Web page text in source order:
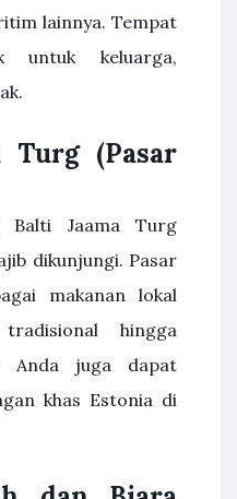
lainnya. Tempat
untuk keluarga,
Turg (Pasar
Balti Jaama Turg
dikunjungi. Pasar
makanan lokal
hingga
Anda juga dapat
khas Estonia di